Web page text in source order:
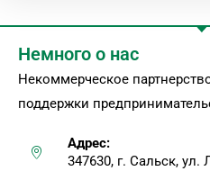
Немного о нас
Некоммерческое
поддержки
Адрес:
347630, г. Сальск, ул.